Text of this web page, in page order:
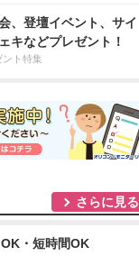
、登壇イベント、サイ
キなどプレゼント！
ント特集
さらに見る
・短時間OK